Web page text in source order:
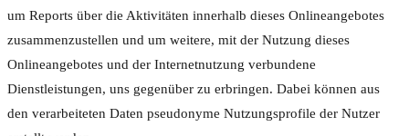
um Reports über die Aktivitäten innerhalb dieses Onlineangebotes
zusammenzustellen und um weitere, mit der Nutzung dieses
Onlineangebotes und der Internetnutzung verbundene
Dienstleistungen, uns gegenüber zu erbringen. Dabei können aus
den verarbeiteten Daten pseudonyme Nutzungsprofile der Nutzer